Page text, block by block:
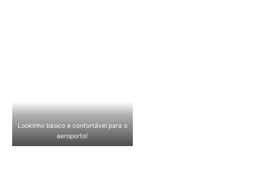
Lookinho básico e confortável para o
aeroporto!